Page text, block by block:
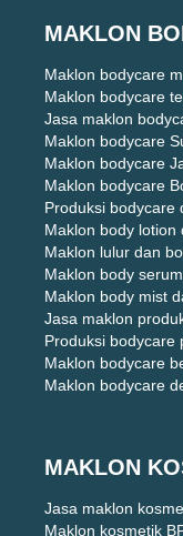
MAKLON
Maklon bodycare
Maklon bodycare
Jasa maklon
Maklon bodycare
Maklon bodycare
Maklon bodycare
Produksi bodycare
Maklon body lotion
Maklon lulur dan
Maklon body
Maklon body mist
Jasa maklon
Produksi bodycare
Maklon bodycare
Maklon bodycare
MAKLON
Jasa maklon
Maklon kosmetik